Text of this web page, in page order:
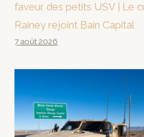
faveur des petits USV | Le
Rainey rejoint Bain Capital
7 août 2026